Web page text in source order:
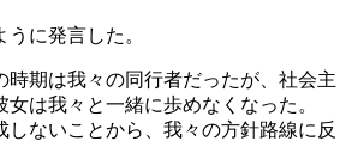
に発言した。
時期は我々の同行者だったが、社会主
は我々と一緒に歩めなくなった。
しないことから、我々の方針路線に反